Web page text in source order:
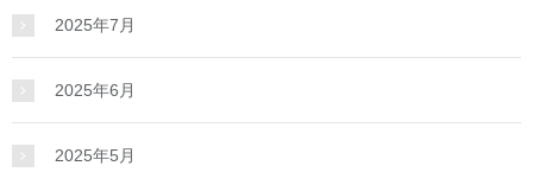
2025年7月
2025年6月
2025年5月